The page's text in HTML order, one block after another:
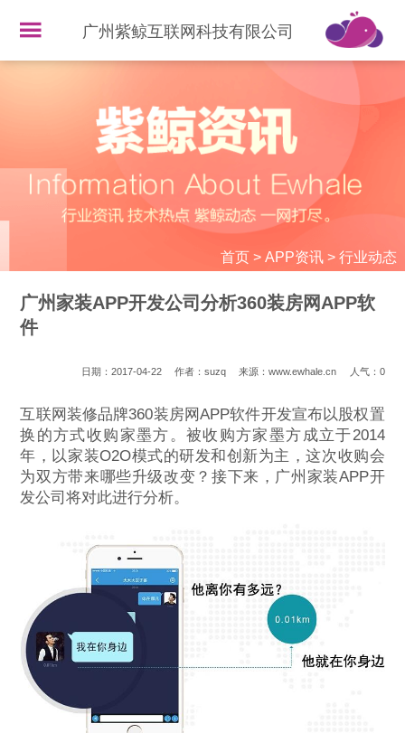
广州紫鲸互联网科技有限公司
首页> APP资讯> 行业动态
广州家装APP开发公司分析360装房网APP软
件
日期：2017-04-22 作者：suzq 来源：www.ewhale.cn 人气： 0
互联网装修品牌360装房网APP软件开发宣布以股权置
换的方式收购家墨方。被收购方家墨方成立于2014
年，以家装O2O模式的研发和创新为主，这次收购会
为双方带来哪些升级改变？接下来，广州家装APP开
发公司将对此进行分析。